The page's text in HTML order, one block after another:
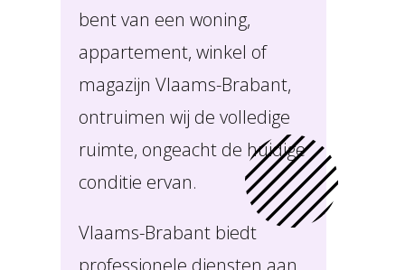
bent van een woning,
appartement, winkel of
magazijn Vlaams-Brabant,
ontruimen wij de volledige
ruimte, ongeacht de huidige
conditie ervan.
Vlaams-Brabant biedt
professionele diensten aan